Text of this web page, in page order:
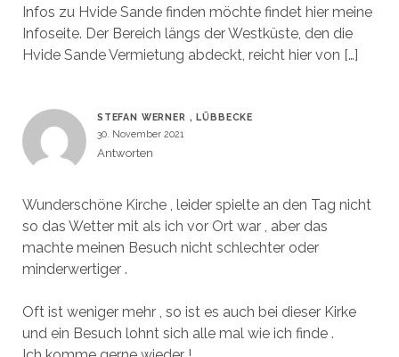
Infos zu Hvide Sande finden möchte findet hier meine
Infoseite. Der Bereich längs der Westküste, den die
Hvide Sande Vermietung abdeckt, reicht hier von […]
STEFAN WERNER , LÜBBECKE
30. November 2021
Antworten
Wunderschöne Kirche , leider spielte an den Tag nicht
so das Wetter mit als ich vor Ort war , aber das
machte meinen Besuch nicht schlechter oder
minderwertiger .
Oft ist weniger mehr , so ist es auch bei dieser Kirke
und ein Besuch lohnt sich alle mal wie ich finde .